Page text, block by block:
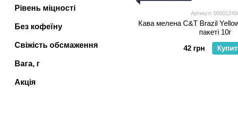
Артикул:
Кава мелена C&T Brazil
пакеті 10г
42 грн
Рівень міцності
Без кофеїну
Свіжість обсмаження
Вага, г
Акція